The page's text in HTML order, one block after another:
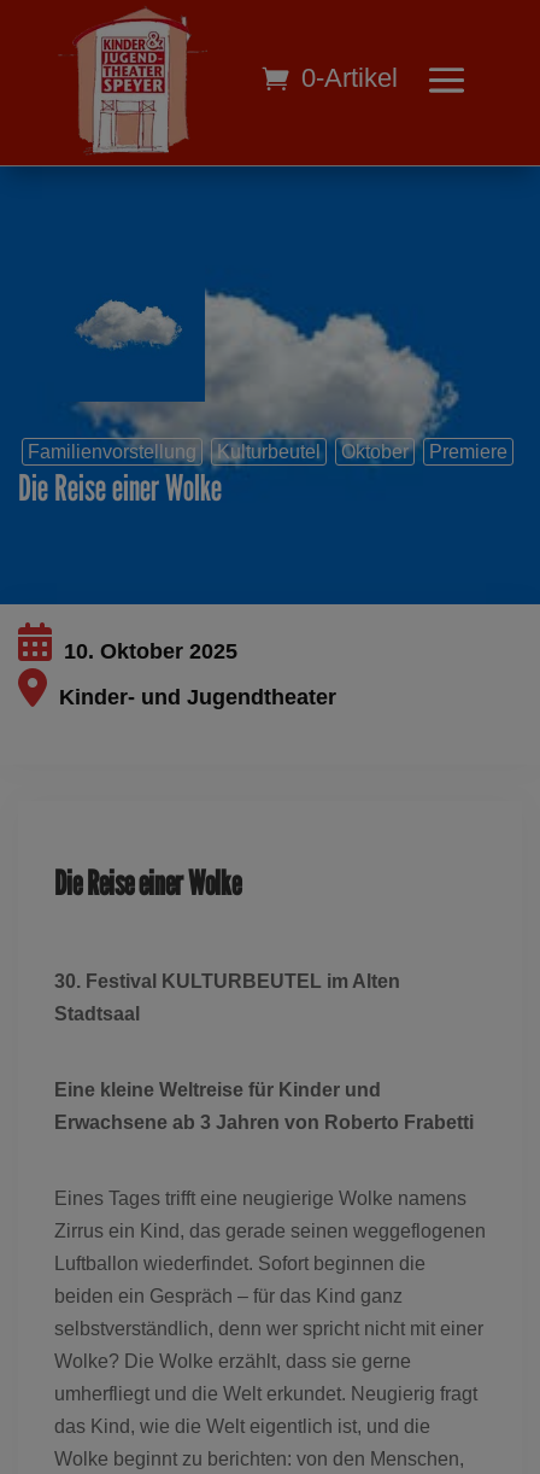
0-Artikel
Familienvorstellung Kulturbeutel Oktober Premiere
Die Reise einer Wolke
10. Oktober 2025
Kinder- und Jugendtheater
Die Reise einer Wolke
30. Festival KULTURBEUTEL im Alten
Stadtsaal
Eine kleine Weltreise für Kinder und
Erwachsene ab 3 Jahren von Roberto Frabetti
Eines Tages trifft eine neugierige Wolke namens
Zirrus ein Kind, das gerade seinen weggeflogenen
Luftballon wiederfindet. Sofort beginnen die
beiden ein Gespräch – für das Kind ganz
selbstverständlich, denn wer spricht nicht mit einer
Wolke? Die Wolke erzählt, dass sie gerne
umherfliegt und die Welt erkundet. Neugierig fragt
das Kind, wie die Welt eigentlich ist, und die
Wolke beginnt zu berichten: von den Menschen,